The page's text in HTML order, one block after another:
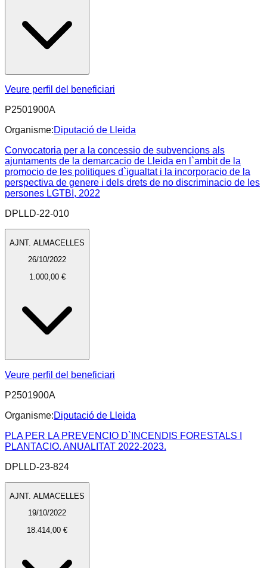
Veure perfil del beneficiari
P2501900A
Organisme:Diputació de Lleida
Convocatoria per a la concessio de subvencions als
ajuntaments de la demarcacio de Lleida en l`ambit de la
promocio de les politiques d`igualtat i la incorporacio de la
perspectiva de genere i dels drets de no discriminacio de les
persones LGTBI, 2022
DPLLD-22-010
AJNT. ALMACELLES
26/10/2022
1.000,00 €
Veure perfil del beneficiari
P2501900A
Organisme:Diputació de Lleida
PLA PER LA PREVENCIO D`INCENDIS FORESTALS I
PLANTACIO. ANUALITAT 2022-2023.
DPLLD-23-824
AJNT. ALMACELLES
19/10/2022
18.414,00 €